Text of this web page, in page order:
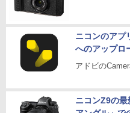
ニコンのア
へのアップロ
アドビの
ニコンZ9の